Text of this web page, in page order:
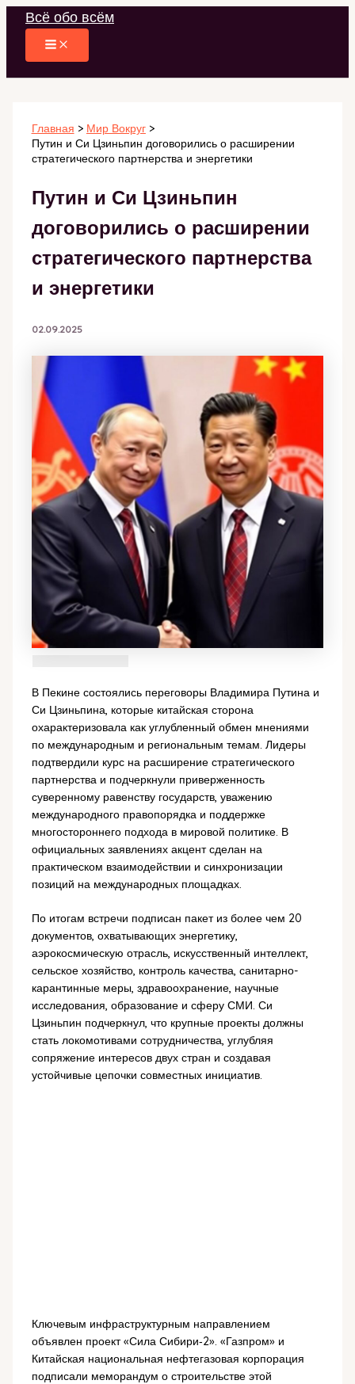
Перейти
содержимому
Всё обо всём
Главная
Мир Вокруг
Путин и Си Цзиньпин договорились о расширении
стратегического партнерства и энергетики
Путин и Си Цзиньпин
договорились о расширении
стратегического партнерства
и энергетики
02.09.2025
В Пекине состоялись переговоры Владимира Путина и
Си Цзиньпина, которые китайская сторона
охарактеризовала как углубленный обмен мнениями
по международным и региональным темам. Лидеры
подтвердили курс на расширение стратегического
партнерства и подчеркнули приверженность
суверенному равенству государств, уважению
международного правопорядка и поддержке
многостороннего подхода в мировой политике. В
официальных заявлениях акцент сделан на
практическом взаимодействии и синхронизации
позиций на международных площадках.
По итогам встречи подписан пакет из более чем 20
документов, охватывающих энергетику,
аэрокосмическую отрасль, искусственный интеллект,
сельское хозяйство, контроль качества, санитарно-
карантинные меры, здравоохранение, научные
исследования, образование и сферу СМИ. Си
Цзиньпин подчеркнул, что крупные проекты должны
стать локомотивами сотрудничества, углубляя
сопряжение интересов двух стран и создавая
устойчивые цепочки совместных инициатив.
Ключевым инфраструктурным направлением
объявлен проект «Сила Сибири‑2». «Газпром» и
Китайская национальная нефтегазовая корпорация
подписали меморандум о строительстве этой